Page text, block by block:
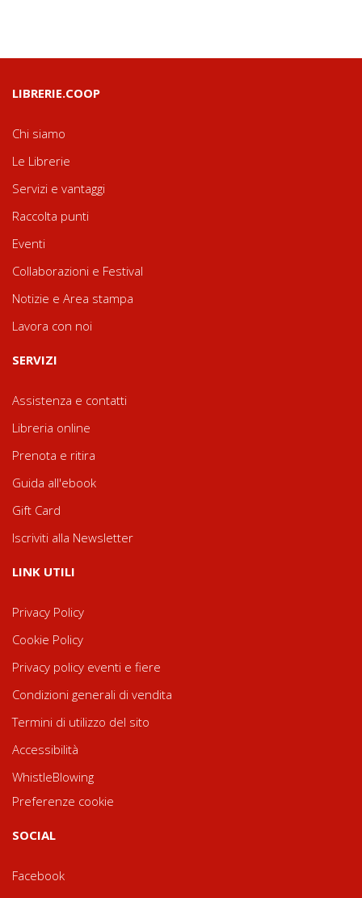
LIBRERIE.COOP
Chi siamo
Le Librerie
Servizi e vantaggi
Raccolta punti
Eventi
Collaborazioni e Festival
Notizie e Area stampa
Lavora con noi
SERVIZI
Assistenza e contatti
Libreria online
Prenota e ritira
Guida all'ebook
Gift Card
Iscriviti alla Newsletter
LINK UTILI
Privacy Policy
Cookie Policy
Privacy policy eventi e fiere
Condizioni generali di vendita
Termini di utilizzo del sito
Accessibilità
WhistleBlowing
Preferenze cookie
SOCIAL
Facebook